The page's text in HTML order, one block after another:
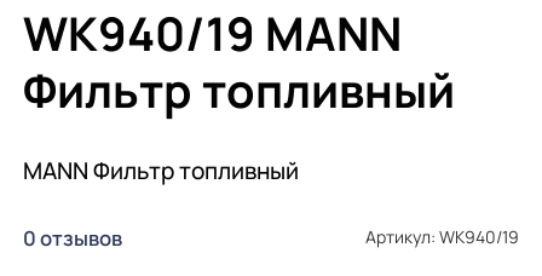
WK940/19 MANN
Фильтр топливный
MANN Фильтр топливный
0 отзывов Артикул: WK940/19